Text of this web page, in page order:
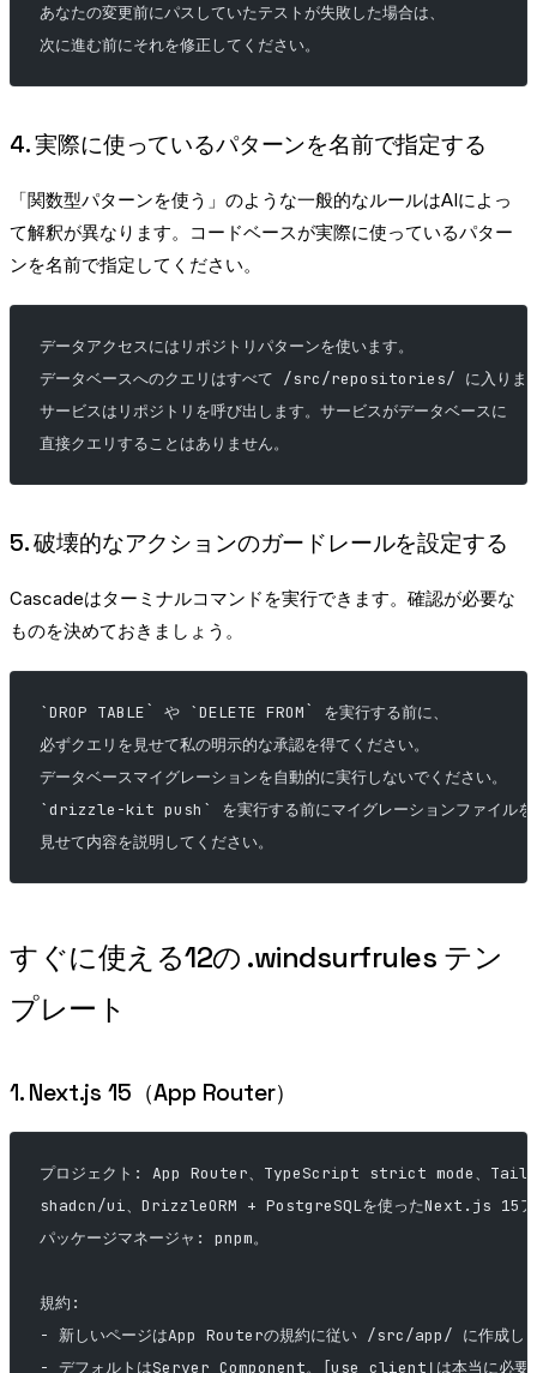
あなたの変更前にパスしていたテストが失敗した場合は、
次に進む前にそれを修正してください。
4. 実際に使っているパターンを名前で指定する
「関数型パターンを使う」のような一般的なルールはAIによっ
て解釈が異なります。コードベースが実際に使っているパター
ンを名前で指定してください。
データアクセスにはリポジトリパターンを使います。
データベースへのクエリはすべて /src/repositories/ に入りま
サービスはリポジトリを呼び出します。サービスがデータベースに
直接クエリすることはありません。
5. 破壊的なアクションのガードレールを設定する
Cascadeはターミナルコマンドを実行できます。確認が必要な
ものを決めておきましょう。
`DROP TABLE` や `DELETE FROM` を実行する前に、
必ずクエリを見せて私の明示的な承認を得てください。
データベースマイグレーションを自動的に実行しないでください。
`drizzle-kit push` を実行する前にマイグレーションファイルを
見せて内容を説明してください。
すぐに使える12の .windsurfrules テン
プレート
1. Next.js 15（App Router）
プロジェクト: App Router、TypeScript strict mode、
shadcn/ui、DrizzleORM + PostgreSQLを使ったNext.js 15ア
パッケージマネージャ: pnpm。
規約:
- 新しいページはApp Routerの規約に従い /src/app/ に作成し
- デフォルトはServer Component。「use client」は本当に必要